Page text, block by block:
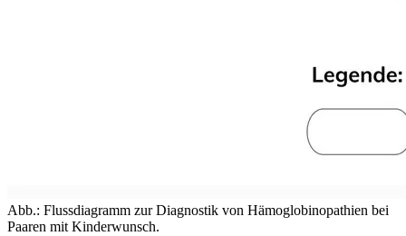
Abb.: Flussdiagramm zur Diagnostik von Hämoglobinopathien bei
Paaren mit Kinderwunsch.